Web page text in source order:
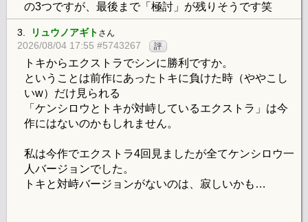
の3つですが、最後まで「極討」が残りそうです笑
3. リュウノアギト さん
2026/08/04 17:55 #5743267 評
トキからエクストラでシンに勝利ですか。
ということは前作にあったトキに負けた時（ややこし
いw）だけ見られる
「ケンシロウとトキが対峙しているエクストラ」は今
作にはないのかもしれません。
私は今作でエクストラ4回見ましたが全てケンシロウ一
人バージョンでした。
トキと対峙バージョンがないのは、寂しいかも…